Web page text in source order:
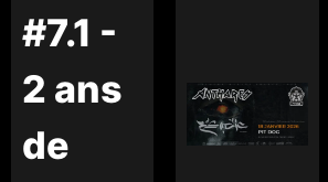
#7.1 -
2 ans
de